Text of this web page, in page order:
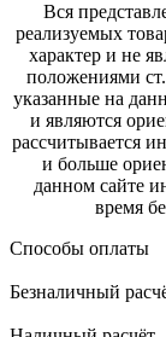
Вся
реализуемых
характер и не
положениями
указанные на
и являются
рассчитывается
и больше
данном сайте
время
Способы оплаты
Безналичный